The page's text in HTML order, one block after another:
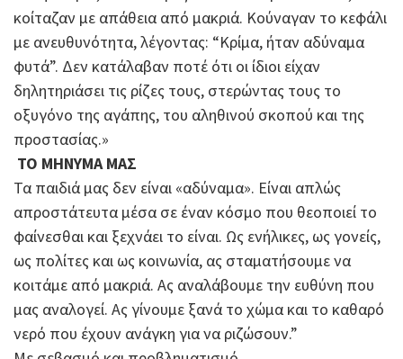
κοίταζαν με απάθεια από μακριά. Κούναγαν το κεφάλι
με ανευθυνότητα, λέγοντας: “Κρίμα, ήταν αδύναμα
φυτά”. Δεν κατάλαβαν ποτέ ότι οι ίδιοι είχαν
δηλητηριάσει τις ρίζες τους, στερώντας τους το
οξυγόνο της αγάπης, του αληθινού σκοπού και της
προστασίας.»
ΤΟ ΜΗΝΥΜΑ ΜΑΣ
Τα παιδιά μας δεν είναι «αδύναμα». Είναι απλώς
απροστάτευτα μέσα σε έναν κόσμο που θεοποιεί το
φαίνεσθαι και ξεχνάει το είναι. Ως ενήλικες, ως γονείς,
ως πολίτες και ως κοινωνία, ας σταματήσουμε να
κοιτάμε από μακριά. Ας αναλάβουμε την ευθύνη που
μας αναλογεί. Ας γίνουμε ξανά το χώμα και το καθαρό
νερό που έχουν ανάγκη για να ριζώσουν.”